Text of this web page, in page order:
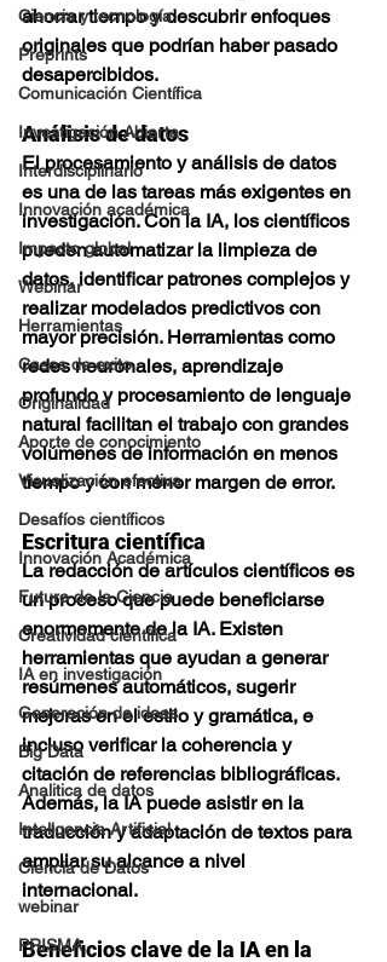
Ciencia y tecnología
Preprints
Comunicación Científica
Investigación Abierta
Interdisciplinario
Innovación académica
Impacto global
Webinar
Herramientas
Casos de exito
Originalidad
Aporte de conocimiento
Visualización efectiva
Desafíos científicos
Innovación Académica
Futuro de la Ciencia
Creatividad científica
IA en investigación
Generación de ideas
Big Data
Analitica de datos
Inteligencia Artificial
Ciencia de Datos
webinar
PRISMA
ahorrar tiempo y descubrir enfoques
originales que podrían haber pasado
desapercibidos.
Análisis de datos
El procesamiento y análisis de datos
es una de las tareas más exigentes en
investigación. Con la IA, los científicos
pueden automatizar la limpieza de
datos, identificar patrones complejos y
realizar modelados predictivos con
mayor precisión. Herramientas como
redes neuronales, aprendizaje
profundo y procesamiento de lenguaje
natural facilitan el trabajo con grandes
volúmenes de información en menos
tiempo y con menor margen de error.
Escritura científica
La redacción de artículos científicos es
un proceso que puede beneficiarse
enormemente de la IA. Existen
herramientas que ayudan a generar
resúmenes automáticos, sugerir
mejoras en el estilo y gramática, e
incluso verificar la coherencia y
citación de referencias bibliográficas.
Además, la IA puede asistir en la
traducción y adaptación de textos para
ampliar su alcance a nivel
internacional.
Beneficios clave de la IA en la